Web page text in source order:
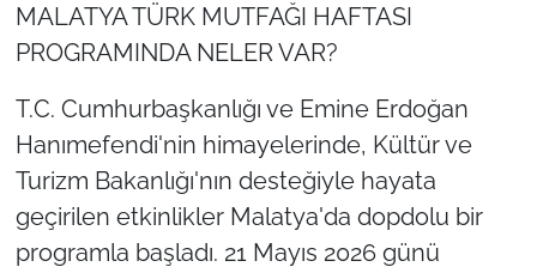
MALATYA TÜRK MUTFAĞI HAFTASI
PROGRAMINDA NELER VAR?
T.C. Cumhurbaşkanlığı ve Emine Erdoğan
Hanımefendi'nin himayelerinde, Kültür ve
Turizm Bakanlığı'nın desteğiyle hayata
geçirilen etkinlikler Malatya'da dopdolu bir
programla başladı. 21 Mayıs 2026 günü